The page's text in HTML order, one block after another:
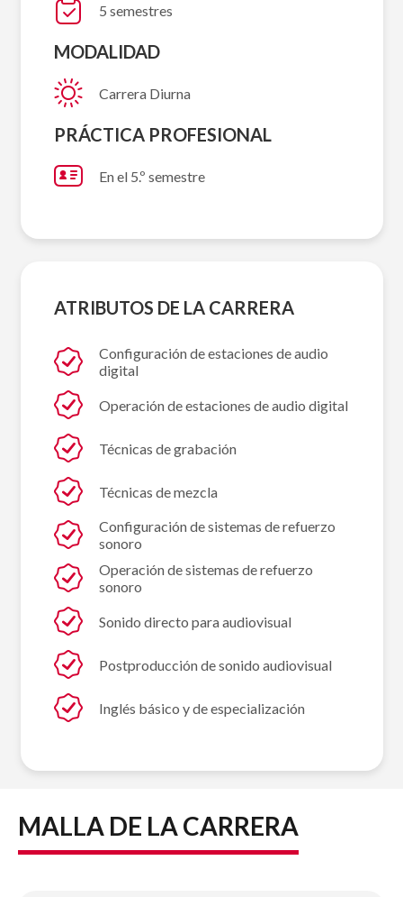
5 semestres
MODALIDAD
Carrera Diurna
PRÁCTICA PROFESIONAL
En el 5.º semestre
ATRIBUTOS DE LA CARRERA
Configuración de estaciones de audio
digital
Operación de estaciones de audio digital
Técnicas de grabación
Técnicas de mezcla
Configuración de sistemas de refuerzo
sonoro
Operación de sistemas de refuerzo
sonoro
Sonido directo para audiovisual
Postproducción de sonido audiovisual
Inglés básico y de especialización
MALLA DE LA CARRERA